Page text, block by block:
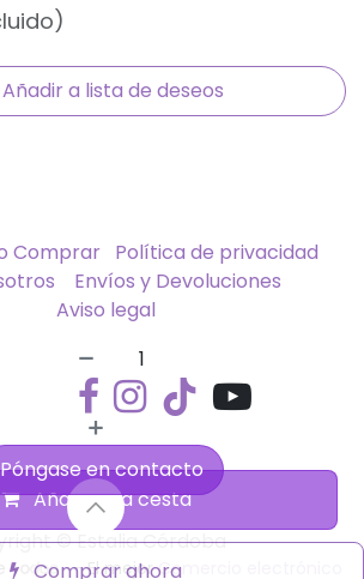
Añadir a la cesta
Comprar ahora
Añadir a lista de deseos
Comprar Política de privacidad
Envíos y Devoluciones
Aviso legal
Póngase en contacto
© Estalia Córdoba
- El mejorComercio electrónico